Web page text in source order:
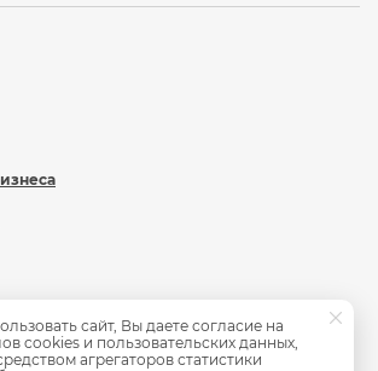
сайт, Вы даете согласие на
cookies и пользовательских данных,
агрегаторов статистики